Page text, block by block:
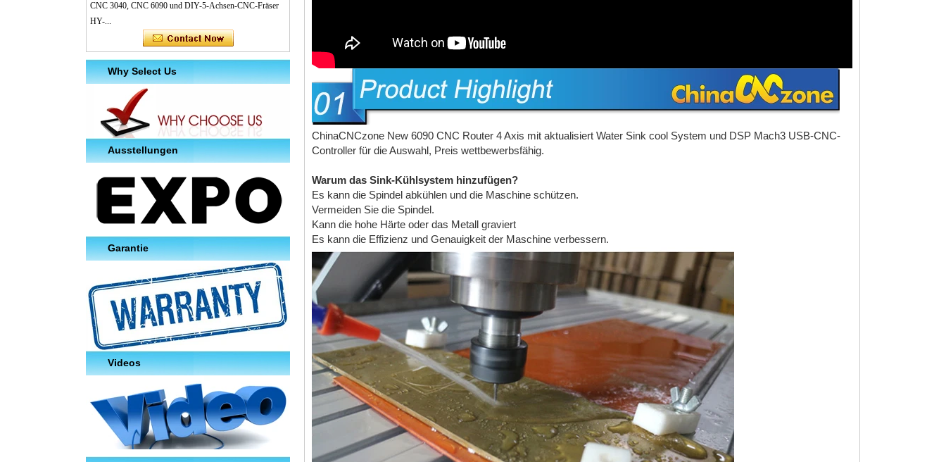
CNC 3040, CNC 6090 und DIY-5-Achsen-CNC-Fräser
HY-...
Why Select Us
Ausstellungen
Garantie
Videos
ChinaCNCzone New 6090 CNC Router 4 Axis mit aktualisiert Water Sink cool System und DSP Mach3 USB-CNC-
Controller für die Auswahl, Preis wettbewerbsfähig.
Warum das Sink-Kühlsystem hinzufügen?
Es kann die Spindel abkühlen und die Maschine schützen.
Vermeiden Sie die Spindel.
Kann die hohe Härte oder das Metall graviert
Es kann die Effizienz und Genauigkeit der Maschine verbessern.